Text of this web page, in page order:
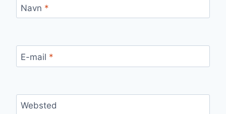
Navn *
E-mail *
Websted